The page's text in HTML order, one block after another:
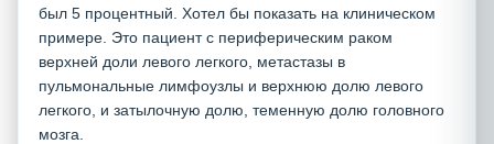
был 5 процентный. Хотел бы показать на клиническом
примере. Это пациент с периферическим раком
верхней доли левого легкого, метастазы в
пульмональные лимфоузлы и верхнюю долю левого
легкого, и затылочную долю, теменную долю головного
мозга.